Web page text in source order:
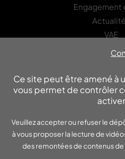
Engagement
VAE
Recevez les actualités
JOURNÉES
Inscrivez-
Ce site peut être amené à
vous permet de contrôler
activer
Veuillez accepter ou refuser le
à vous proposer la lecture de
des remontées de contenus